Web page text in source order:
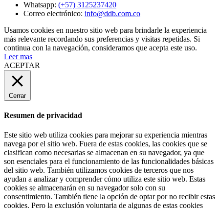
Whatsapp: (+57) 3125237420
Correo electrónico: info@ddb.com.co
Usamos cookies en nuestro sitio web para brindarle la experiencia
más relevante recordando sus preferencias y visitas repetidas. Si
continua con la navegación, consideramos que acepta este uso.
Leer mas
ACEPTAR
Cerrar
Resumen de privacidad
Este sitio web utiliza cookies para mejorar su experiencia mientras
navega por el sitio web. Fuera de estas cookies, las cookies que se
clasifican como necesarias se almacenan en su navegador, ya que
son esenciales para el funcionamiento de las funcionalidades básicas
del sitio web. También utilizamos cookies de terceros que nos
ayudan a analizar y comprender cómo utiliza este sitio web. Estas
cookies se almacenarán en su navegador solo con su
consentimiento. También tiene la opción de optar por no recibir estas
cookies. Pero la exclusión voluntaria de algunas de estas cookies